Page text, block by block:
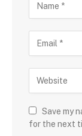
Save my
for the next